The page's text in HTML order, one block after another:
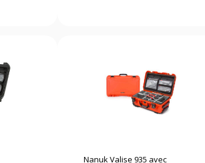
Nanuk Valise 935 avec